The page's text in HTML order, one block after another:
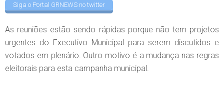
Siga o Portal GRNEWS no twitter
As reuniões estão sendo rápidas porque não tem projetos
urgentes do Executivo Municipal para serem discutidos e
votados em plenário. Outro motivo é a mudança nas regras
eleitorais para esta campanha municipal.